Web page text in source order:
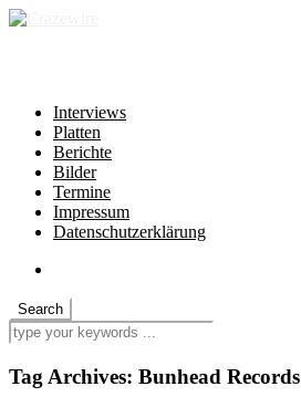
Interviews
Platten
Berichte
Bilder
Termine
Impressum
Datenschutzerklärung
Tag Archives: Bunhead Records